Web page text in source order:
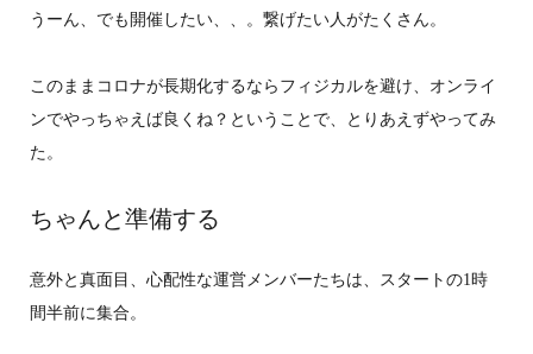
うーん、でも開催したい、、。繋げたい人がたくさん。
このままコロナが長期化するならフィジカルを避け、オンライ
ンでやっちゃえば良くね？ということで、とりあえずやってみ
た。
ちゃんと準備する
意外と真面目、心配性な運営メンバーたちは、スタートの1時
間半前に集合。